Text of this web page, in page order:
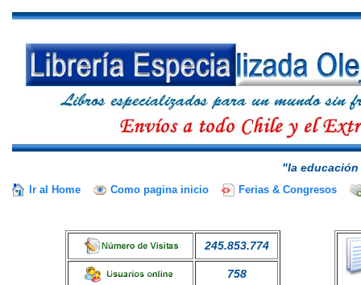
"la
Ir al Home Como pagina inicio Ferias & Congresos
245.853.774
758